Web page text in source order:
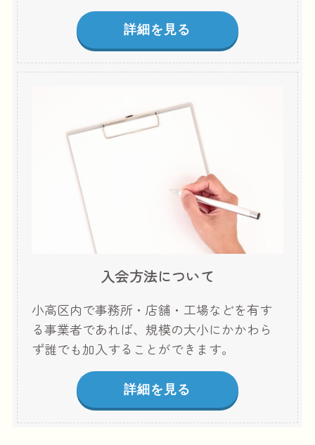
詳細を見る
入会方法について
小高区内で事務所・店舗・工場などを有す
る事業者であれば、規模の大小にかかわら
ず誰でも加入することができます。
詳細を見る